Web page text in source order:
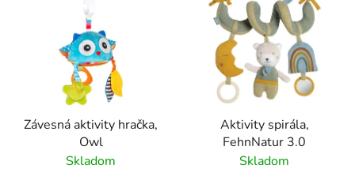
Závesná aktivity hračka,
Owl
Skladom
Aktivity spirála,
FehnNatur 3.0
Skladom